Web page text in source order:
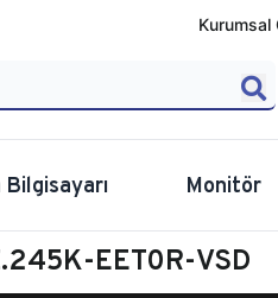
Kurumsal
Bilgisayarı Monitör
EET0R-VSD